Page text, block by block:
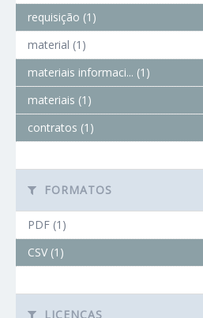
requisição (1)
material (1)
materiais informaci... (1)
materiais (1)
contratos (1)
FORMATOS
PDF (1)
CSV (1)
LICENÇAS